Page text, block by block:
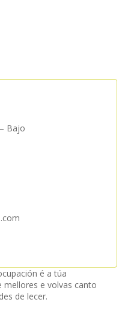
Bajo
é a túa
mellores e volvas canto
de lecer.